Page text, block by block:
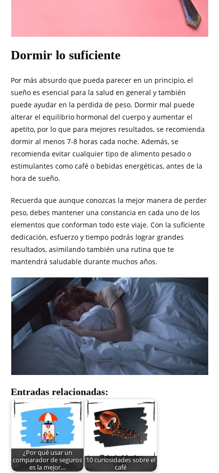
Dormir lo suficiente
Por más absurdo que pueda parecer en un principio, el
sueño es esencial para la salud en general y también
puede ayudar en la perdida de peso. Dormir mal puede
alterar el equilibrio hormonal del cuerpo y aumentar el
apetito, por lo que para mejores resultados, se recomienda
dormir al menos 7-8 horas cada noche. Además, se
recomienda evitar cualquier tipo de alimento pesado o
estimulantes como café o bebidas energéticas, antes de la
hora de sueño.
Recuerda que aunque conozcas la mejor manera de perder
peso, debes mantener una constancia en cada uno de los
elementos que conforman todo este viaje. Con la suficiente
dedicación, esfuerzo y tiempo podrás lograr grandes
resultados, asimilando también una rutina que te
mantendrá saludable durante muchos años.
Entradas relacionadas:
¿Por qué usar un
comparador de seguros
es la mejor…
10 curiosidades sobre el
café